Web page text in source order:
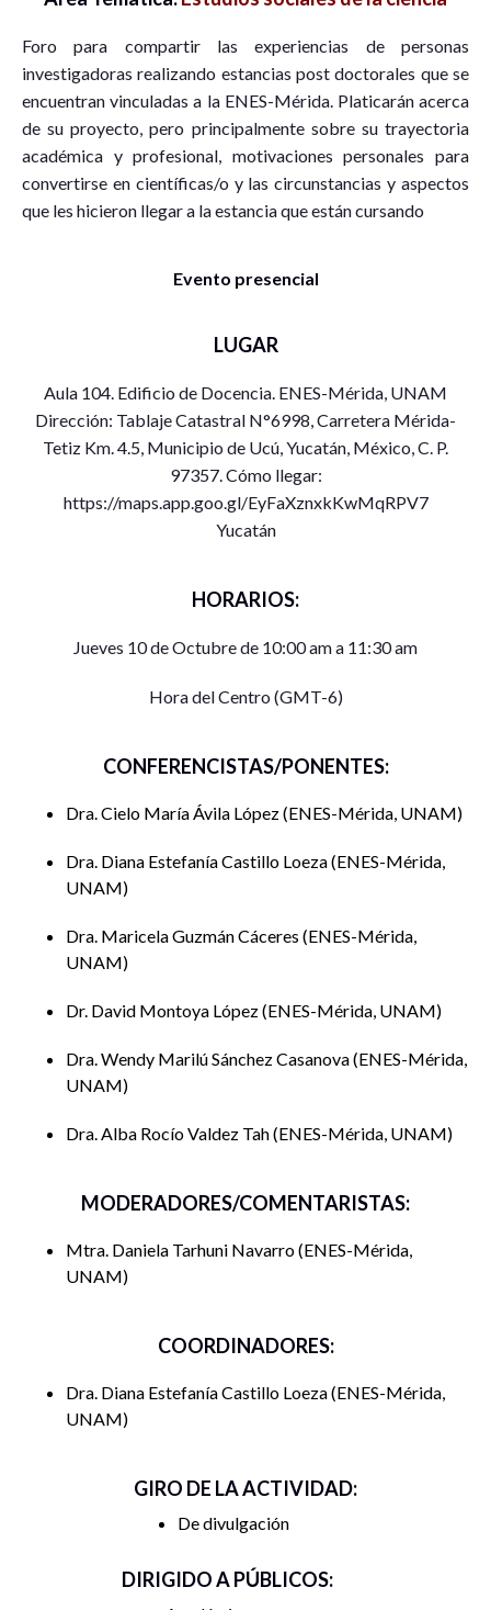
Foro para compartir las experiencias de personas
investigadoras realizando estancias post doctorales que se
encuentran vinculadas a la ENES-Mérida. Platicarán acerca
de su proyecto, pero principalmente sobre su trayectoria
académica y profesional, motivaciones personales para
convertirse en científicas/o y las circunstancias y aspectos
que les hicieron llegar a la estancia que están cursando
Evento presencial
LUGAR
Aula 104. Edificio de Docencia. ENES-Mérida, UNAM
Dirección: Tablaje Catastral N°6998, Carretera Mérida-
Tetiz Km. 4.5, Municipio de Ucú, Yucatán, México, C. P.
97357. Cómo llegar:
https://maps.app.goo.gl/EyFaXznxkKwMqRPV7
Yucatán
HORARIOS:
Jueves 10 de Octubre de 10:00 am a 11:30 am
Hora del Centro (GMT-6)
CONFERENCISTAS/PONENTES:
Dra. Cielo María Ávila López ENES-Mérida, UNAM
Dra. Diana Estefanía Castillo Loeza ENES-Mérida,
UNAM
Dra. Maricela Guzmán Cáceres ENES-Mérida,
UNAM
Dr. David Montoya López ENES-Mérida, UNAM
Dra. Wendy Marilú Sánchez Casanova ENES-Mérida,
UNAM
Dra. Alba Rocío Valdez Tah ENES-Mérida, UNAM
MODERADORES/COMENTARISTAS:
Mtra. Daniela Tarhuni Navarro ENES-Mérida,
UNAM
COORDINADORES:
Dra. Diana Estefanía Castillo Loeza ENES-Mérida,
UNAM
GIRO DE LA ACTIVIDAD:
De divulgación
DIRIGIDO A PÚBLICOS: